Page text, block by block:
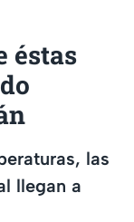
éstas
las
llegan a